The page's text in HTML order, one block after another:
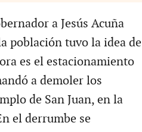
a Jesús Acuña
población tuvo la idea de
es el estacionamiento
a demoler los
de San Juan, en la
el derrumbe se